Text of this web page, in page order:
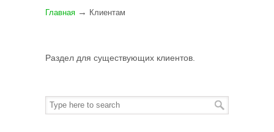
Главная → Клиентам
Раздел для существующих клиентов.